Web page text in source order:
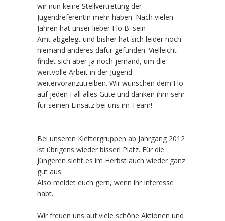
wir nun keine Stellvertretung der
Jugendreferentin mehr haben. Nach vielen
Jahren hat unser lieber Flo B. sein
Amt abgelegt und bisher hat sich leider noch
niemand anderes dafür gefunden. Vielleicht
findet sich aber ja noch jemand, um die
wertvolle Arbeit in der Jugend
weitervoranzutreiben. Wir wünschen dem Flo
auf jeden Fall alles Gute und danken ihm sehr
für seinen Einsatz bei uns im Team!
Bei unseren Klettergruppen ab Jahrgang 2012
ist übrigens wieder bisserl Platz. Für die
Jüngeren sieht es im Herbst auch wieder ganz
gut aus.
Also meldet euch gern, wenn ihr Interesse
habt.
Wir freuen uns auf viele schöne Aktionen und